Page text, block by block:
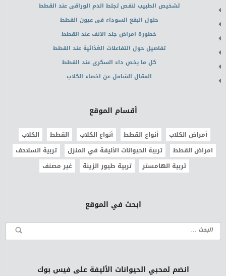
تشخيص الطبيب لنقص تجلط الدم الوراقى عند القطط
حلول البقع السوداء فى عيون القطط
خطورة امراض جلد الانف عند القطط
تفاصيل حول التفاعلات الغذائية عند القطط
كل ما يخص داء السكرى عند القطط
المقال الشامل عن اخصاء الكلاب
أقسام الموقع
أمراض الكلاب أنواع القطط أنواع الكلاب القطط
الكلاب
امراض القطط
تربية الحيوانات الأليفة في المنزل
تربية السلاحف
تربية الهامستر
تربية طيور الزينة غير مصنف
ابحث في الموقع
انضم لمحبي الحيوانات الأليفة على فيس بوك